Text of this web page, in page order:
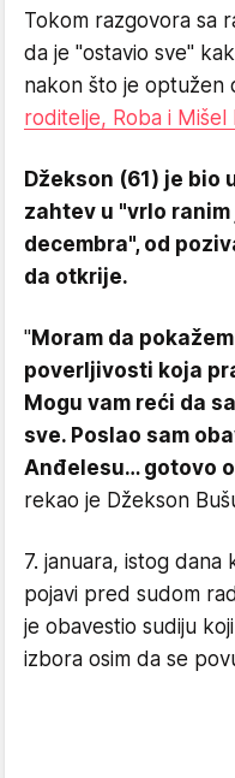
Tokom razgovora sa
da je "ostavio sve"
nakon što je optužen
roditelje, Roba i Mišel
Džekson (61) je bio
zahtev u "vrlo
decembra", od
da otkrije.
"Moram da
poverljivosti koja
Mogu vam reći da
sve. Poslao sam
Anđelesu… gotovo
rekao je Džekson
7. januara, istog
pojavi pred sudom
je obavestio sudiju
izbora osim da se